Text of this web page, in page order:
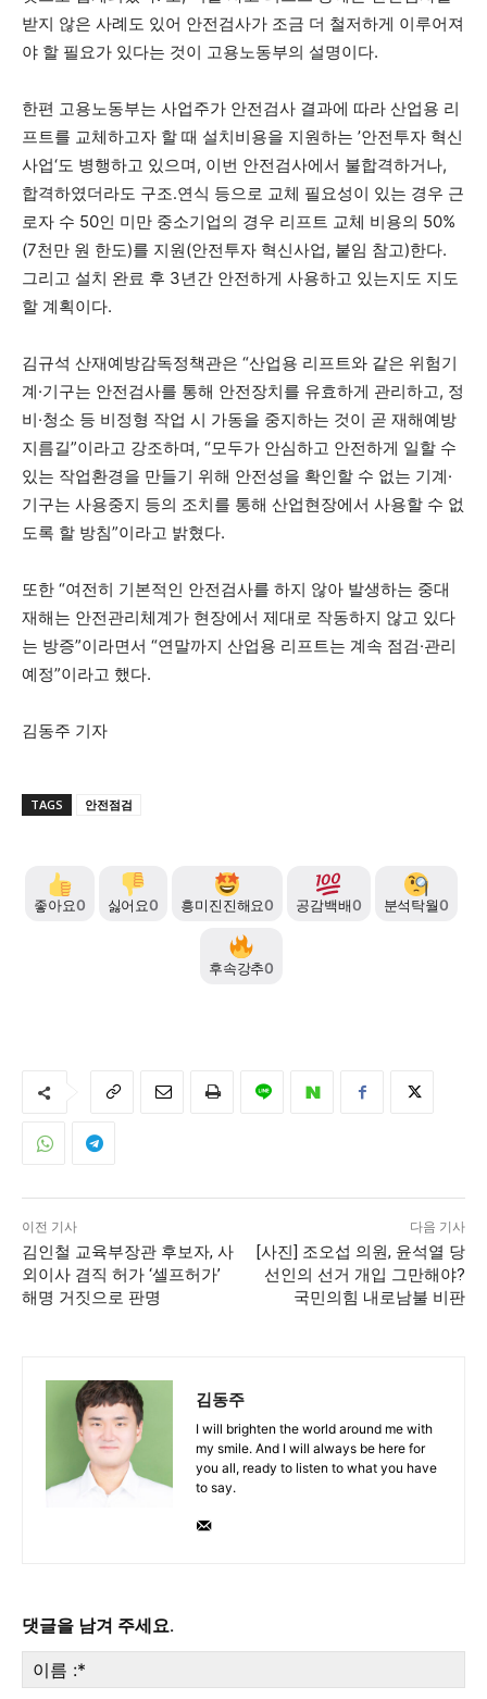
받지 않은 사례도 있어 안전검사가 조금 더 철저하게 이루어져
야 할 필요가 있다는 것이 고용노동부의 설명이다.
한편 고용노동부는 사업주가 안전검사 결과에 따라 산업용 리
프트를 교체하고자 할 때 설치비용을 지원하는 ’안전투자 혁신
사업‘도 병행하고 있으며, 이번 안전검사에서 불합격하거나,
합격하였더라도 구조․연식 등으로 교체 필요성이 있는 경우 근
로자 수 50인 미만 중소기업의 경우 리프트 교체 비용의 50%
(7천만 원 한도)를 지원(안전투자 혁신사업, 붙임 참고)한다.
그리고 설치 완료 후 3년간 안전하게 사용하고 있는지도 지도
할 계획이다.
김규석 산재예방감독정책관은 “산업용 리프트와 같은 위험기
계·기구는 안전검사를 통해 안전장치를 유효하게 관리하고, 정
비·청소 등 비정형 작업 시 가동을 중지하는 것이 곧 재해예방
지름길”이라고 강조하며, “모두가 안심하고 안전하게 일할 수
있는 작업환경을 만들기 위해 안전성을 확인할 수 없는 기계·
기구는 사용중지 등의 조치를 통해 산업현장에서 사용할 수 없
도록 할 방침”이라고 밝혔다.
또한 “여전히 기본적인 안전검사를 하지 않아 발생하는 중대
재해는 안전관리체계가 현장에서 제대로 작동하지 않고 있다
는 방증”이라면서 “연말까지 산업용 리프트는 계속 점검·관리
예정”이라고 했다.
김동주 기자
TAGS 안전점검
좋아요0 싫어요0 흥미진진해요0 공감백배0 분석탁월0
후속강추0
이전 기사
김인철 교육부장관 후보자, 사
외이사 겸직 허가 ‘셀프허가’
해명 거짓으로 판명
다음 기사
[사진] 조오섭 의원, 윤석열 당
선인의 선거 개입 그만해야?
국민의힘 내로남불 비판
김동주
I will brighten the world around me with
my smile. And I will always be here for
you all, ready to listen to what you have
to say.
댓글을 남겨 주세요.
름